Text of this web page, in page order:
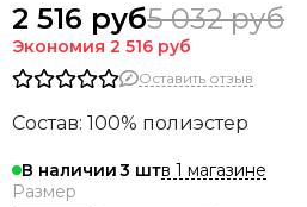
2 516 руб5 032 руб
Экономия 2 516 руб
Оставить отзыв
Состав: 100% полиэстер
В наличии3
в 1 магазине
Размер